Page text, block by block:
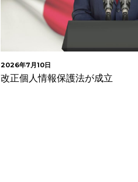
2026年7月10日
改正個人情報保護法が成立